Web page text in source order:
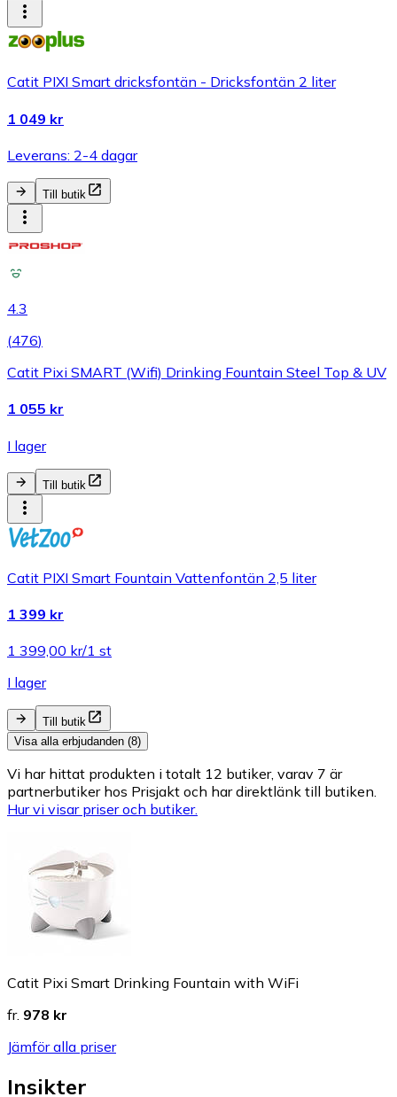
Catit PIXI Smart dricksfontän - Dricksfontän 2 liter
1 049 kr
Leverans: 2-4 dagar
Till butik
4.3
(476)
Catit Pixi SMART (Wifi) Drinking Fountain Steel Top & UV
1 055 kr
I lager
Till butik
Catit PIXI Smart Fountain Vattenfontän 2,5 liter
1 399 kr
1 399,00 kr/1 st
I lager
Till butik
Visa alla erbjudanden (8)
Vi har hittat produkten i totalt 12 butiker, varav 7 är
partnerbutiker hos Prisjakt och har direktlänk till butiken.
Hur vi visar priser och butiker.
Catit Pixi Smart Drinking Fountain with WiFi
fr. 978 kr
Jämför alla priser
Insikter